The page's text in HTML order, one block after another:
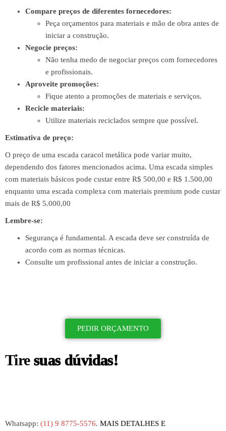
Compare preços de diferentes fornecedores:
Peça orçamentos para materiais e mão de obra antes de
iniciar a construção.
Negocie preços:
Não tenha medo de negociar preços com fornecedores
e profissionais.
Aproveite promoções:
Fique atento a promoções de materiais e serviços.
Recicle materiais:
Utilize materiais reciclados sempre que possível.
Estimativa de preço:
O preço de uma escada caracol metálica pode variar muito,
dependendo dos fatores mencionados acima. Uma escada simples
com materiais básicos pode custar entre R$ 500,00 e R$ 1.500,00
enquanto uma escada complexa com materiais premium pode custar
mais de R$ 5.000,00
Lembre-se:
Segurança é fundamental. A escada deve ser construída de
acordo com as normas técnicas.
Consulte um profissional antes de iniciar a construção.
PEDIR ORÇAMENTO
Tire suas dúvidas!
Whatsapp: (11) 9 8775-5576. MAIS DETALHES E